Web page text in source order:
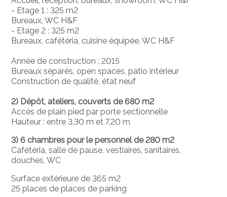
- Etage 1 : 325 m2
Bureaux, WC H&F
- Etage 2 : 325 m2
Bureaux, cafétéria, cuisine équipée, WC H&F
Année de construction : 2015
Bureaux séparés, open spaces, patio intérieur
Construction de qualité, état neuf
2) Dépôt, ateliers, couverts de 680 m2
Accès de plain pied par porte sectionnelle
Hauteur : entre 3,30 m et 7,20 m
3) 6 chambres pour le personnel de 280 m2
Cafétéria, salle de pause, vestiaires, sanitaires,
douches, WC
Surface extérieure de 365 m2
25 places de places de parking